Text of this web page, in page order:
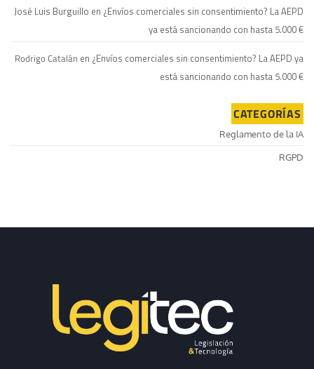
José Luis Burguillo en ¿Envíos comerciales sin consentimiento? La AEPD
ya está sancionando con hasta 5.000 €
Rodrigo Catalán en ¿Envíos comerciales sin consentimiento? La AEPD ya
está sancionando con hasta 5.000 €
CATEGORÍAS
Reglamento de la IA
RGPD